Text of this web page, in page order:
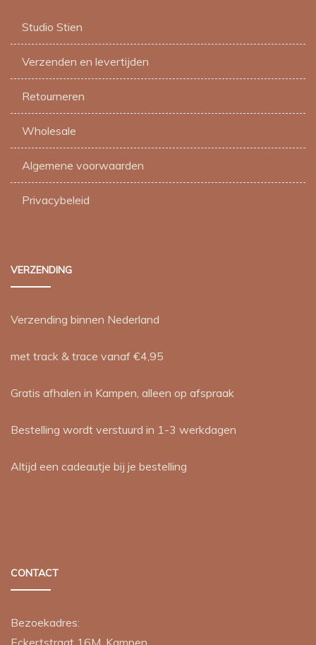
Studio Stien
Verzenden en levertijden
Retourneren
Wholesale
Algemene voorwaarden
Privacybeleid
VERZENDING
Verzending binnen Nederland
met track & trace vanaf €4,95
Gratis afhalen in Kampen, alleen op afspraak
Bestelling wordt verstuurd in 1-3 werkdagen
Altijd een cadeautje bij je bestelling
CONTACT
Bezoekadres: